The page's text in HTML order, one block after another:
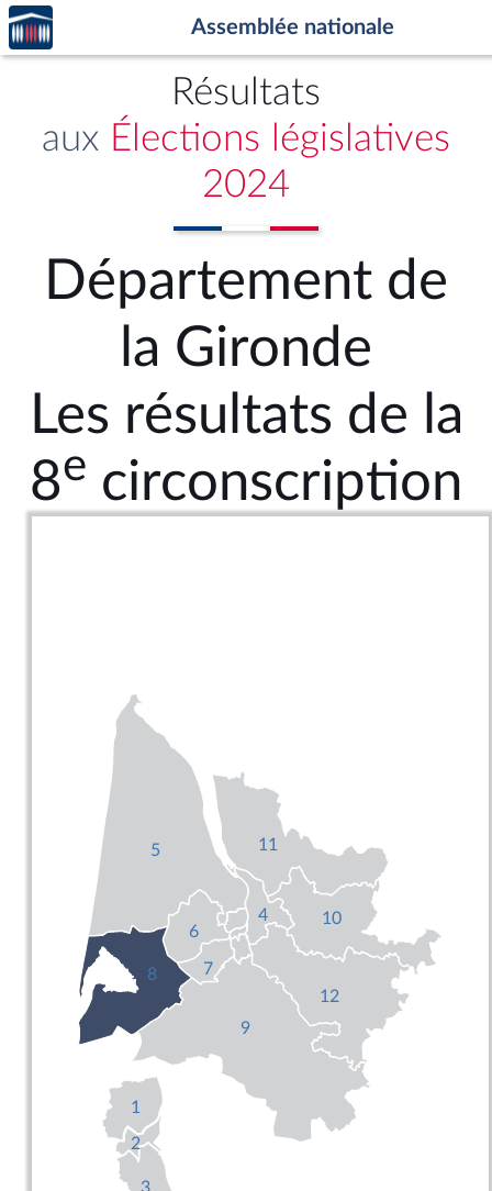
Aller au contenu
Aller en bas de la page
Accèder
à la
page
Assemblée nationale
Résultats
aux Élections législatives
2024
Département de
la Gironde
Les résultats de la
8e circonscription
1
2
4
5
6
7
8
9
10
11
12